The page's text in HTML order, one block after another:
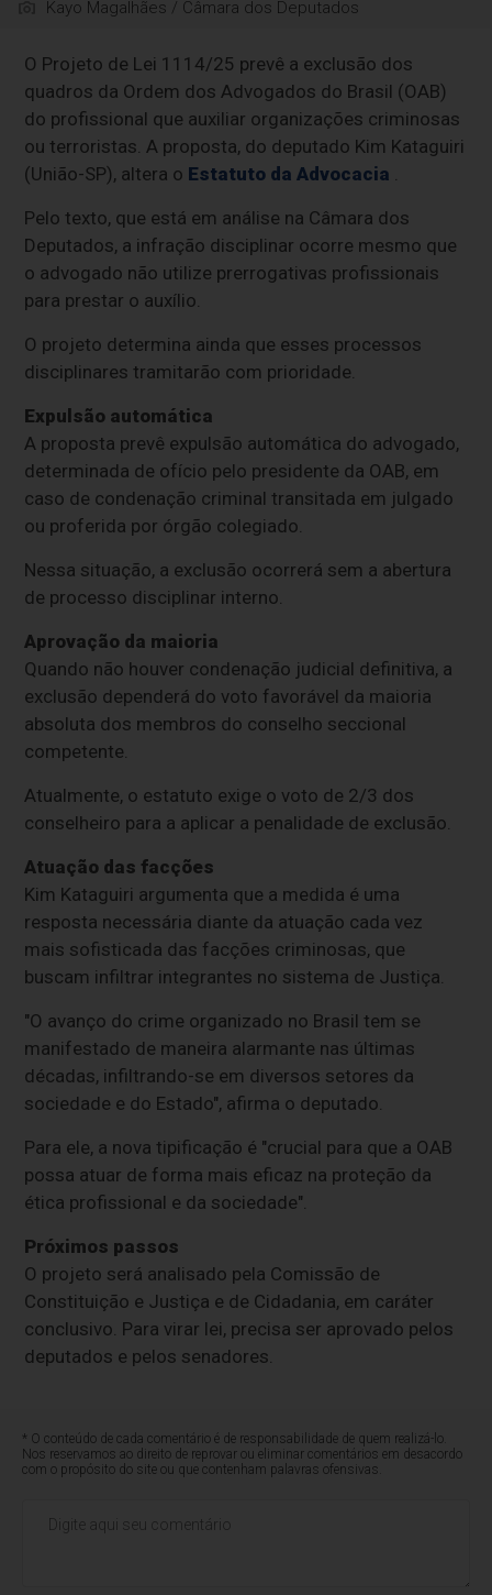
Kayo Magalhães / Câmara dos Deputados
O Projeto de Lei 1114/25 prevê a exclusão dos
quadros da Ordem dos Advogados do Brasil (OAB)
do profissional que auxiliar organizações criminosas
ou terroristas. A proposta, do deputado Kim Kataguiri
(União-SP), altera o Estatuto da Advocacia
Pelo texto, que está em análise na Câmara dos
Deputados, a infração disciplinar ocorre mesmo que
o advogado não utilize prerrogativas profissionais
para prestar o auxílio.
O projeto determina ainda que esses processos
disciplinares tramitarão com prioridade.
Expulsão automática
A proposta prevê expulsão automática do advogado,
determinada de ofício pelo presidente da OAB, em
caso de condenação criminaltransitada em julgado
ou proferida por órgão colegiado.
Nessa situação, a exclusão ocorrerá sem a abertura
de processo disciplinar interno.
Aprovação da maioria
Quando não houver condenação judicial definitiva, a
exclusão dependerá do voto favorável da maioria
absoluta dos membros do conselho seccional
competente.
Atualmente, o estatuto exige o voto de 2/3 dos
conselheiro para a aplicar a penalidade de exclusão.
Atuação das facções
Kim Kataguiri argumenta que a medida é uma
resposta necessária diante da atuação cada vez
mais sofisticada das facções criminosas, que
buscam infiltrar integrantes no sistema de Justiça.
"O avanço do crime organizado no Brasil tem se
manifestado de maneira alarmante nas últimas
décadas, infiltrando-se em diversos setores da
sociedade e do Estado", afirma o deputado.
Para ele, a nova tipificação é "crucial para que a OAB
possa atuar de forma mais eficaz na proteção da
ética profissional e da sociedade".
Próximos passos
O projeto será analisado pela Comissão de
Constituição e Justiça e de Cidadania, em caráter
conclusivo . Para virar lei, precisa ser aprovado pelos
deputados e pelos senadores.
* O conteúdo de cada comentário é de responsabilidade de quem realizá-lo.
Nos reservamos ao direito de reprovar ou eliminar comentários em desacordo
com o propósito do site ou que contenham palavras ofensivas.